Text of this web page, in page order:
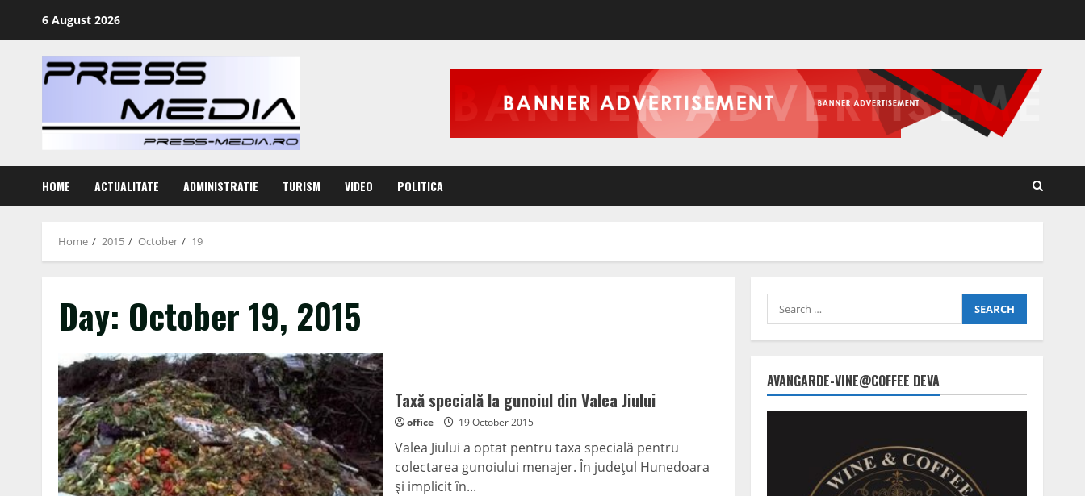
6 August 2026
HOME ACTUALITATE ADMINISTRATIE TURISM VIDEO POLITICA
Home 2015 October 19
Day: October 19, 2015
Taxă specială la gunoiul din Valea Jiului
office 19 October 2015
Valea Jiului a optat pentru taxa specială pentru
colectarea gunoiului menajer. În judeţul Hunedoara
şi implicit în...
Search
for:
AVANGARDE-VINE@COFFEE DEVA